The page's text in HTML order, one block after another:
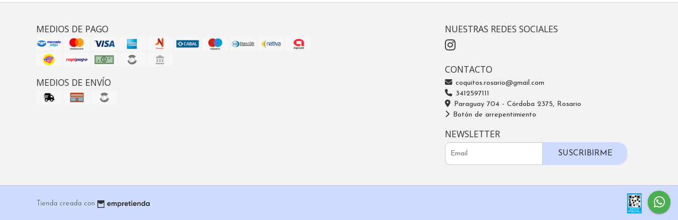
MEDIOS DE PAGO
MEDIOS DE ENVÍO
NUESTRAS REDES SOCIALES
CONTACTO
coquitos.rosario@gmail.com
3412597111
Paraguay 704 - Córdoba 2375, Rosario
Botón de arrepentimiento
NEWSLETTER
SUSCRIBIRME
Tienda creada con